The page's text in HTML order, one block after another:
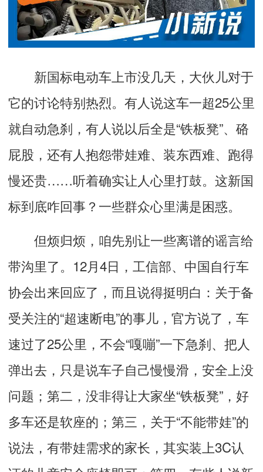
新国标电动车上市没几天，大伙儿对于
它的讨论特别热烈。有人说这车一超25公里
就自动急刹，有人说以后全是“铁板凳”、硌
屁股，还有人抱怨带娃难、装东西难、跑得
慢还贵……听着确实让人心里打鼓。这新国
标到底咋回事？一些群众心里满是困惑。
但烦归烦，咱先别让一些离谱的谣言给
带沟里了。12月4日，工信部、中国自行车
协会出来回应了，而且说得挺明白：关于备
受关注的“超速断电”的事儿，官方说了，车
速过了25公里，不会“嘎嘣”一下急刹、把人
弹出去，只是说车子自己慢慢滑，安全上没
问题；第二，没非得让大家坐“铁板凳”，好
多车还是软座的；第三，关于“不能带娃”的
说法，有带娃需求的家长，其实装上3C认